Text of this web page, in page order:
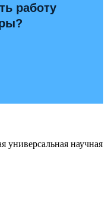
работу
универсальная научная